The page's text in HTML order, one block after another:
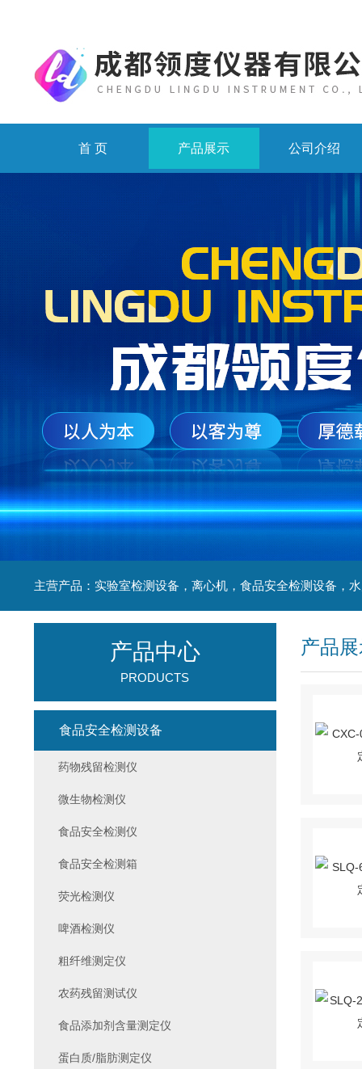
首 页 产品展示 公司介绍
产品
产品中心
PRODUCTS
食品安全检测设备
药物残留检测仪
微生物检测仪
食品安全检测仪
食品安全检测箱
荧光检测仪
啤酒检测仪
粗纤维测定仪
农药残留测试仪
食品添加剂含量测定仪
蛋白质/脂肪测定仪